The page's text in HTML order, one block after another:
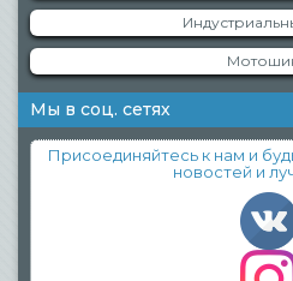
Мы в соц. сетях
Присоединяйтесь к нам и
новостей и